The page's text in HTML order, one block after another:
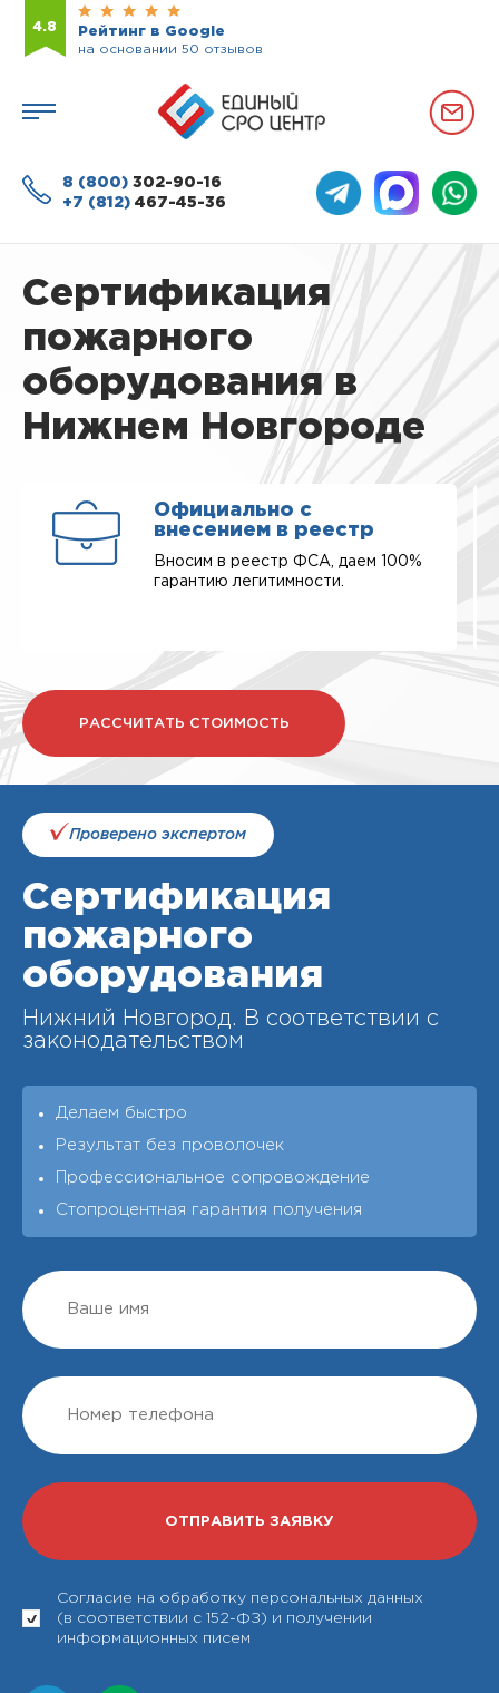
4.8
Рейтинг в Google
на основании 50 отзывов
8 (800) 302-90-16
+7 (812) 467-45-36
Сертификация
пожарного
оборудования в
Нижнем Новгороде
Официально с
внесением в реестр
Вносим в реестр ФСА, даем 100%
гарантию легитимности.
РАССЧИТАТЬ СТОИМОСТЬ
Проверено экспертом
Сертификация
пожарного
оборудования
Нижний Новгород. В соответствии с
законодательством
Делаем быстро
Результат без проволочек
Профессиональное сопровождение
Стопроцентная гарантия получения
Согласие на обработку персональных данных
(в соответствии с 152-ФЗ) и получении
информационных писем